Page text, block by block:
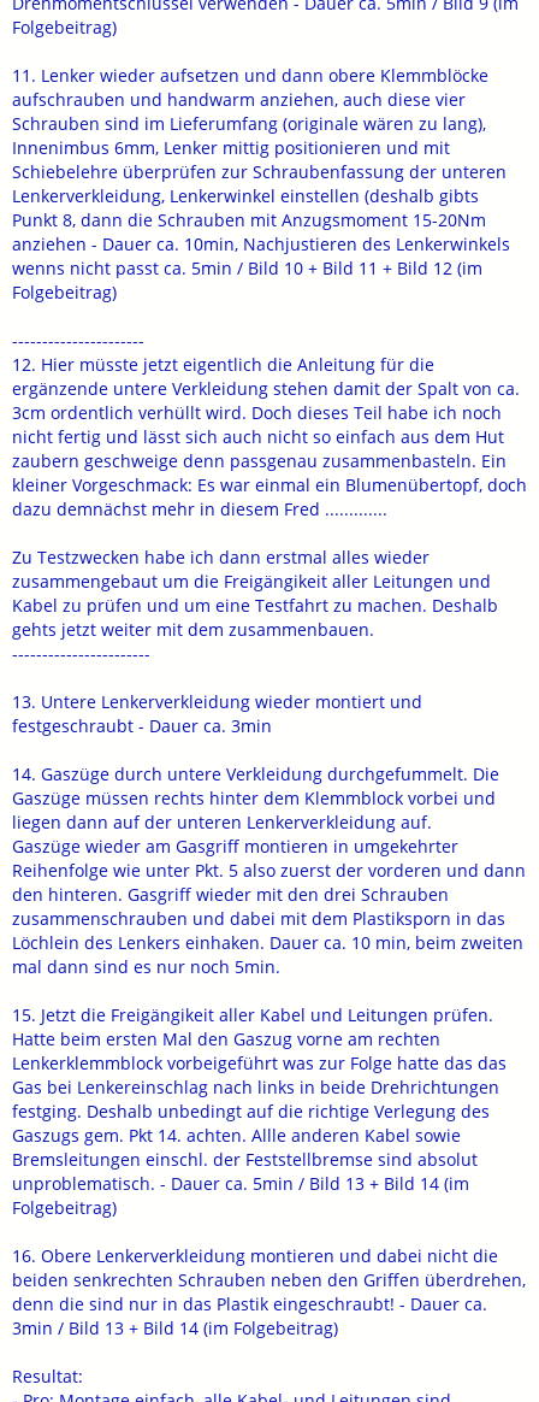
Folgebeitrag)
11. Lenker wieder aufsetzen und dann obere Klemmblöcke
aufschrauben und handwarm anziehen, auch diese vier
Schrauben sind im Lieferumfang (originale wären zu lang),
Innenimbus 6mm, Lenker mittig positionieren und mit
Schiebelehre überprüfen zur Schraubenfassung der unteren
Lenkerverkleidung, Lenkerwinkel einstellen (deshalb gibts
Punkt 8, dann die Schrauben mit Anzugsmoment 15-20Nm
anziehen - Dauer ca. 10min, Nachjustieren des Lenkerwinkels
wenns nicht passt ca. 5min / Bild 10 + Bild 11 + Bild 12 (im
Folgebeitrag)
----------------------
12. Hier müsste jetzt eigentlich die Anleitung für die
ergänzende untere Verkleidung stehen damit der Spalt von ca.
3cm ordentlich verhüllt wird. Doch dieses Teil habe ich noch
nicht fertig und lässt sich auch nicht so einfach aus dem Hut
zaubern geschweige denn passgenau zusammenbasteln. Ein
kleiner Vorgeschmack: Es war einmal ein Blumenübertopf, doch
dazu demnächst mehr in diesem Fred .............
Zu Testzwecken habe ich dann erstmal alles wieder
zusammengebaut um die Freigängikeit aller Leitungen und
Kabel zu prüfen und um eine Testfahrt zu machen. Deshalb
gehts jetzt weiter mit dem zusammenbauen.
-----------------------
13. Untere Lenkerverkleidung wieder montiert und
festgeschraubt - Dauer ca. 3min
14. Gaszüge durch untere Verkleidung durchgefummelt. Die
Gaszüge müssen rechts hinter dem Klemmblock vorbei und
liegen dann auf der unteren Lenkerverkleidung auf.
Gaszüge wieder am Gasgriff montieren in umgekehrter
Reihenfolge wie unter Pkt. 5 also zuerst der vorderen und dann
den hinteren. Gasgriff wieder mit den drei Schrauben
zusammenschrauben und dabei mit dem Plastiksporn in das
Löchlein des Lenkers einhaken. Dauer ca. 10 min, beim zweiten
mal dann sind es nur noch 5min.
15. Jetzt die Freigängikeit aller Kabel und Leitungen prüfen.
Hatte beim ersten Mal den Gaszug vorne am rechten
Lenkerklemmblock vorbeigeführt was zur Folge hatte das das
Gas bei Lenkereinschlag nach links in beide Drehrichtungen
festging. Deshalb unbedingt auf die richtige Verlegung des
Gaszugs gem. Pkt 14. achten. Allle anderen Kabel sowie
Bremsleitungen einschl. der Feststellbremse sind absolut
unproblematisch. - Dauer ca. 5min / Bild 13 + Bild 14 (im
Folgebeitrag)
16. Obere Lenkerverkleidung montieren und dabei nicht die
beiden senkrechten Schrauben neben den Griffen überdrehen,
denn die sind nur in das Plastik eingeschraubt! - Dauer ca.
3min / Bild 13 + Bild 14 (im Folgebeitrag)
Resultat: